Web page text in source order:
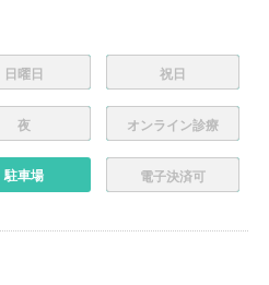
日曜日 祝日
夜 オンライン診療
駐車場 電子決済可